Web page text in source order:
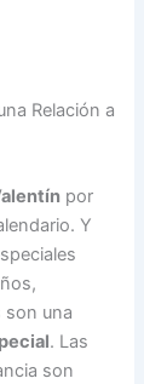
por
Y
son una
. Las
son